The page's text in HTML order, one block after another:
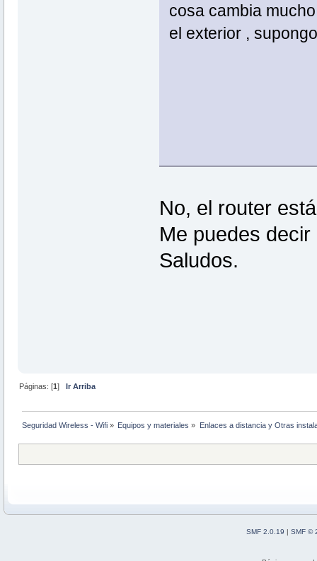
cosa cambia
el exterior ,
No, el router
Me puedes
Saludos.
Páginas: [1]Ir Arriba
Seguridad Wireless - Wifi » Equipos y materiales » Enlaces a distancia y Otras
SMF 2.0.19 | SMF ©